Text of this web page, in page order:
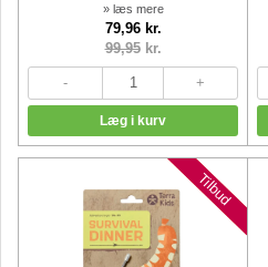
» læs mere
79,96 kr.
99,95kr.
Nyheder
Tilbud